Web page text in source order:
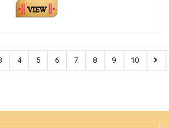
4 5 6 7 8 9 10